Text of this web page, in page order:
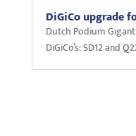
DiGiCo upgrade
Dutch Podium
DiGiCo’s: SD12 and